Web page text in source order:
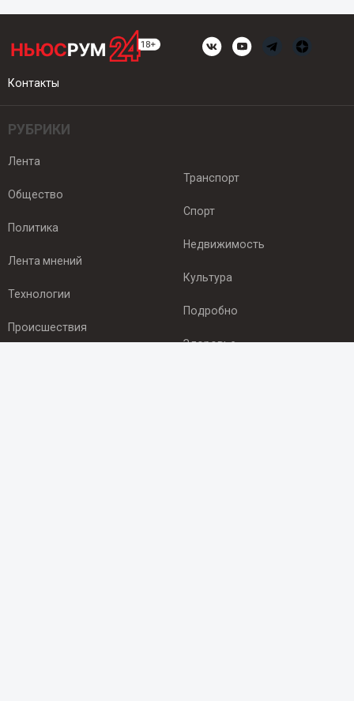
Контакты
РУБРИКИ
Лента
Общество
Политика
Лента мнений
Технологии
Происшествия
Транспорт
Спорт
Недвижимость
Культура
Подробно
Здоровье